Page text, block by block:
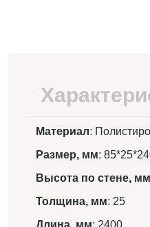
Материал:
Размер, мм:
Высота по стене, мм
Толщина, мм: 25
Длина, мм: 2400